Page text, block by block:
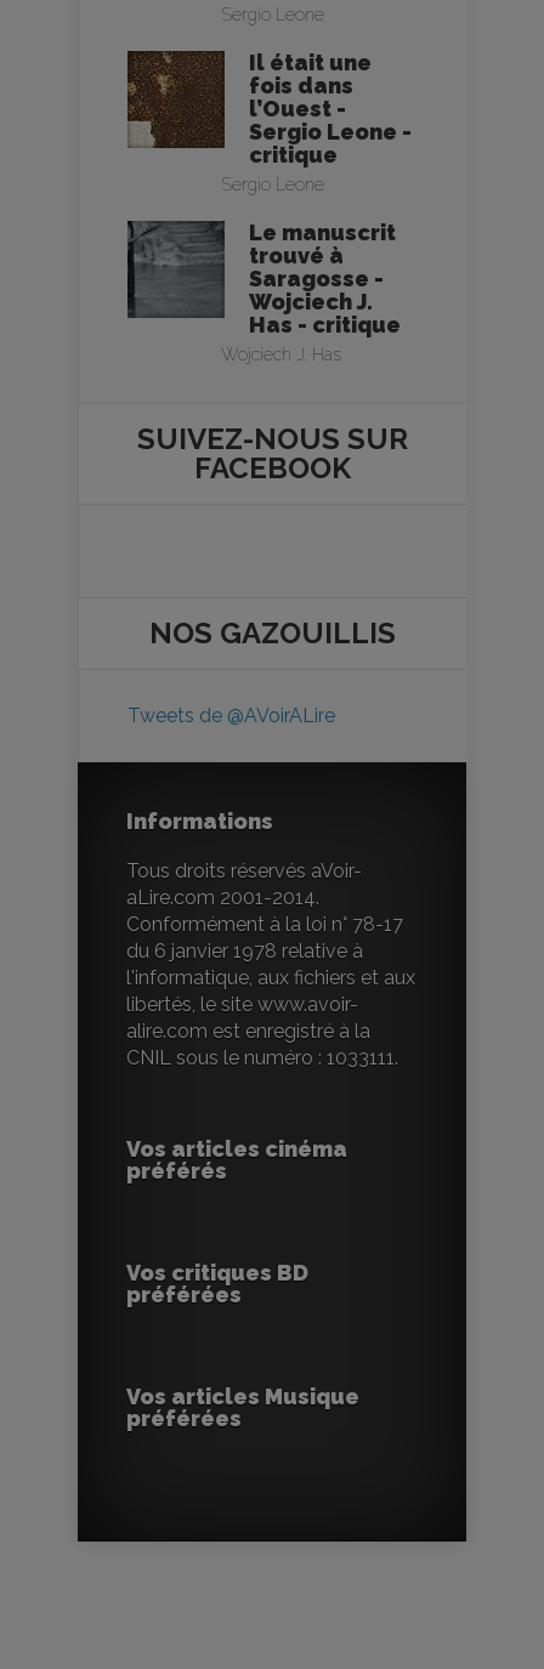
Sergio Leone
Il était une
fois dans
l’Ouest -
Sergio Leone -
critique
Sergio Leone
Le manuscrit
trouvé à
Saragosse -
Wojciech J.
Has - critique
Wojciech J. Has
SUIVEZ-NOUS SUR
FACEBOOK
NOS GAZOUILLIS
Tweets de @AVoirALire
Informations
Tous droits réservés aVoir-
aLire.com 2001-2014.
Conformément à la loi n° 78-17
du 6 janvier 1978 relative à
l'informatique, aux fichiers et aux
libertés, le site www.avoir-
alire.com est enregistré à la
CNIL sous le numéro : 1033111.
Vos articles cinéma
préférés
Vos critiques BD
préférées
Vos articles Musique
préférées